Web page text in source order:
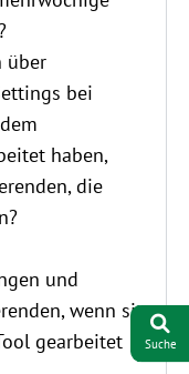
über
bei
haben,
die
und
wenn sie
gearbeitet
Suche